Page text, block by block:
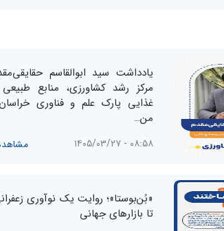
یادداشت سید ابوالقاسم
مرکز رشد کشاورزی، منابع
غذایی پارک علم و فناوری
من…
۰۸:۵۸ - ۱۴۰۵/۰۳/۲۷
«بُن‌بوستا»؛ روایت یک نوآوری
تا بازارهای جهانی